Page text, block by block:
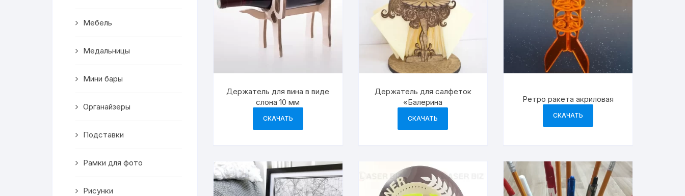
Скворечники
Кормушки
Линейки
Держатель для вина в виде
слона 10 мм
СКАЧАТЬ
Держатель для салфеток
«Балерина
СКАЧАТЬ
Ретро ракета акриловая
СКАЧАТЬ
Мебель
Медальницы
Мини бары
Органайзеры
Подставки
Рамки для фото
Рисунки